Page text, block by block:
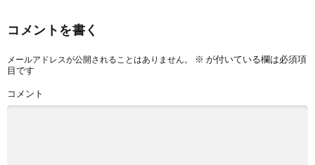
コメントを書く
メールアドレスが公開されることはありません。 ※ が付いている欄は必須項
目です
コメント